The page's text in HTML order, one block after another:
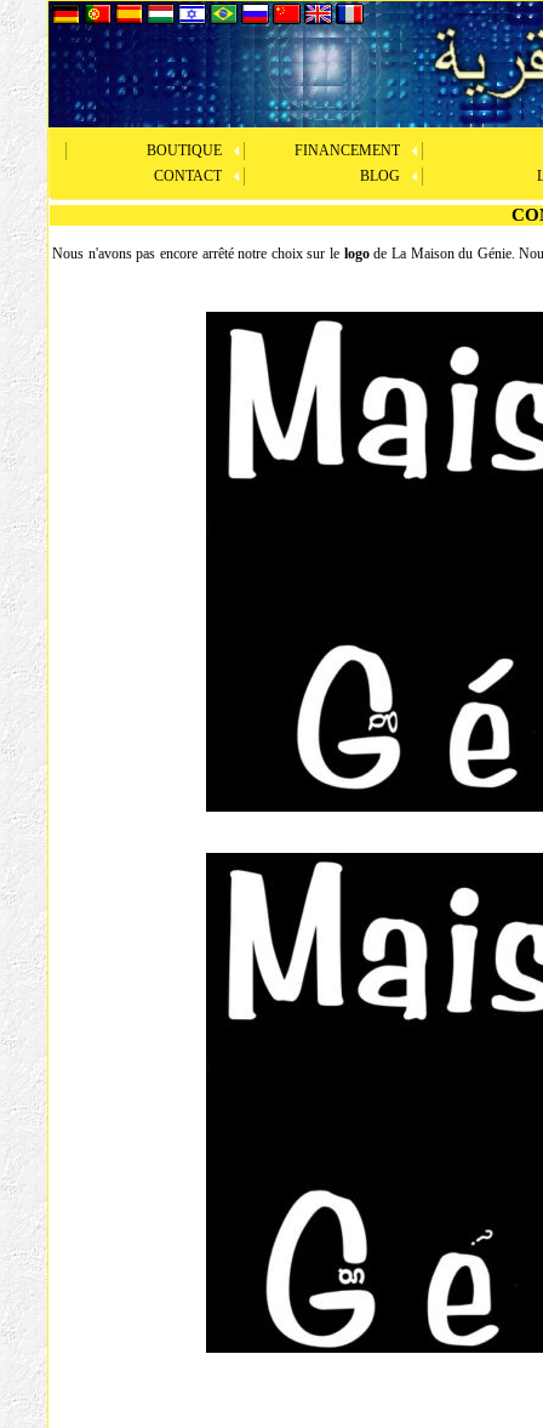
FINANCEMENT
BOUTIQUE
BLOG
CONTACT
Nous n'avons pas encore arrêté notre choix sur le logode La Maison du Génie.